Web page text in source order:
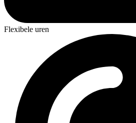
Flexibele uren